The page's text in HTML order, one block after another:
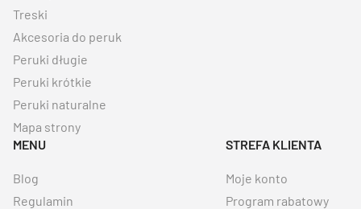
Treski
Akcesoria do peruk
Peruki długie
Peruki krótkie
Peruki naturalne
Mapa strony
MENU
Blog
Regulamin
STREFA KLIENTA
Moje konto
Program rabatowy